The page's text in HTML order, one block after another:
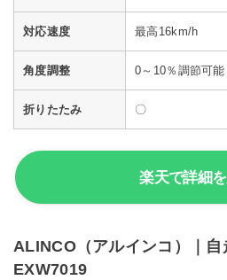
対応速度 最高16km/h
角度調整 0～10％調節可能
折りたたみ 〇
楽天で詳細
ALINCO（アルインコ）｜自
EXW7019